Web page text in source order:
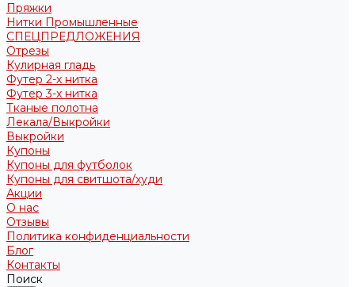
Пряжки
Нитки Промышленные
СПЕЦПРЕДЛОЖЕНИЯ
Отрезы
Кулирная гладь
Футер 2-х нитка
Футер 3-х нитка
Тканые полотна
Лекала/Выкройки
Выкройки
Купоны
Купоны для футболок
Купоны для свитшота/худи
Акции
О нас
Отзывы
Политика конфиденциальности
Блог
Контакты
Поиск